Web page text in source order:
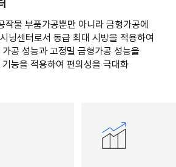
물 부품가공뿐만 아니라 금형가공에
닝센터로서 동급 최대 시방을 적용하여
공 성능과 고정밀 금형가공 성능을
능을 적용하여 편의성을 극대화